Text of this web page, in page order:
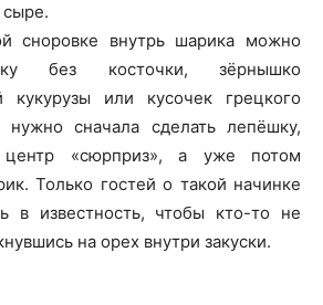
сыре.
сноровке внутрь шарика можно
без косточки, зёрнышко
кукурузы или кусочек грецкого
сначала сделать лепёшку,
«сюрприз», а уже потом
Только гостей о такой начинке
в известность, чтобы кто-то не
на орех внутри закуски.